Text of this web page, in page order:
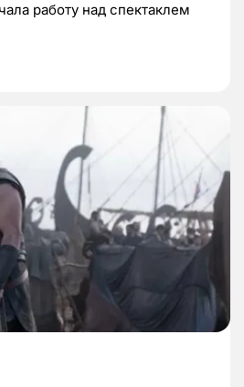
работу над спектаклем